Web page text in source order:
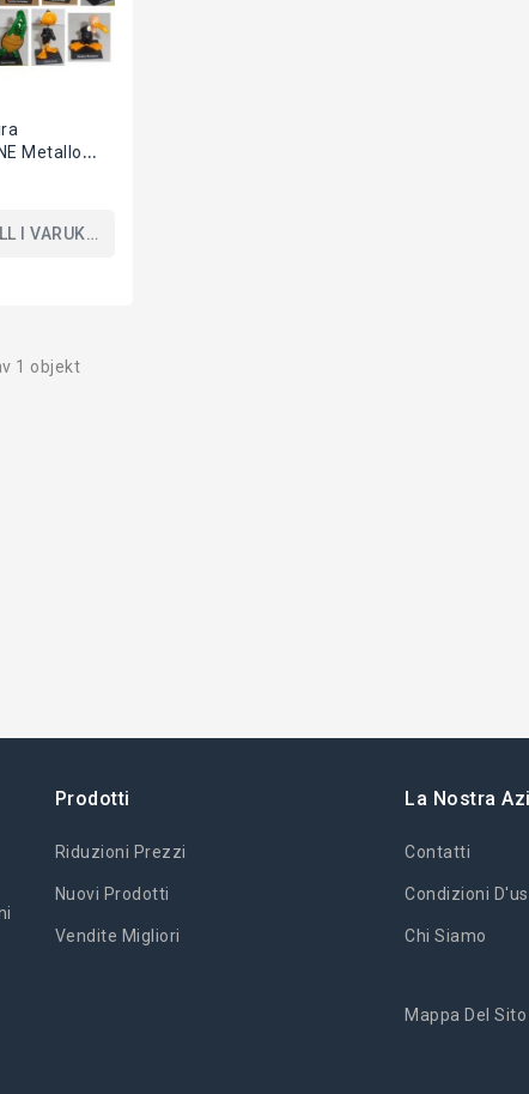
Metallo
Collezione
TUNES
I VARUKORGEN
1 objekt
Prodotti
Riduzioni Prezzi
Nuovi Prodotti
Vendite Migliori
La Nostra
Contatti
Condizioni
Chi Siamo
Mappa Del Sito